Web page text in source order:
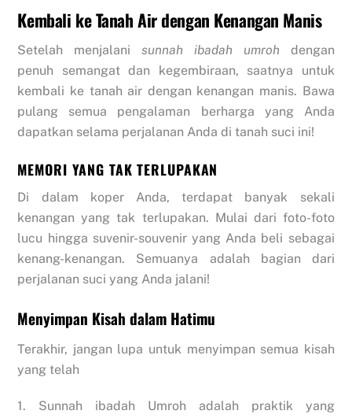
Kembali ke Tanah Air dengan Kenangan Manis
Setelah menjalanisunnah ibadah umroh dengan
penuh semangat dan kegembiraan, saatnya untuk
kembali ke tanah air dengan kenangan manis. Bawa
pulang semua pengalaman berharga yang Anda
dapatkan selama perjalanan Anda di tanah suci ini!
MEMORI YANG TAK TERLUPAKAN
Di dalam koper Anda, terdapat banyak sekali
kenangan yang tak terlupakan. Mulai dari foto-foto
lucu hingga suvenir-souvenir yang Anda beli sebagai
kenang-kenangan. Semuanya adalah bagian dari
perjalanan suci yang Anda jalani!
Menyimpan Kisah dalam Hatimu
Terakhir, jangan lupa untuk menyimpan semua kisah
yang telah
1. Sunnah ibadah Umroh adalah praktik yang